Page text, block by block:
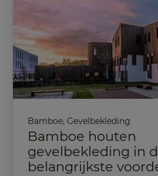
Bamboe,Gevelbekleding
Bamboe houten
gevelbekleding in
belangrijkste